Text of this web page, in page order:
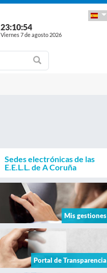
23:10:55
Viernes 7 de agosto 2026
Sedes electrónicas de las
E.E.L.L. de A Coruña
Mis gestiones
Portal de Transparencia